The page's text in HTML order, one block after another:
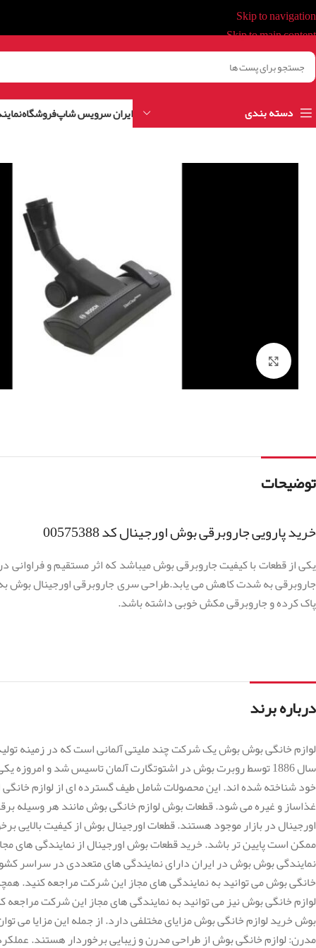
Skip to navigation
Skip to main content
دسته بندی ایران سرویس شاپفروشگاه
توضیحات
خرید پارویی جاروبرقی بوش اورجینال کد 00575388
یکی از قطعات با کیفیت جاروبرقی بوش میباشد که اثر مستقیم و
جاروبرقی به شدت کاهش می یابد.طراحی سری جاروبرقی اورجینال بوش به
پاک کرده و جاروبرقی مکش خوبی داشته باشد.
درباره برند
لوازم خانگی بوش بوش یک شرکت چند ملیتی آلمانی است که در زمینه
سال 1886 توسط روبرت بوش در اشتوتگارت آلمان تاسیس شد و
خود شناخته شده اند. این محصولات شامل طیف گسترده ای از لوازم خانگی
غذاساز و غیره می شود. قطعات بوش لوازم خانگی بوش مانند هر
اورجینال در بازار موجود هستند. قطعات اورجینال بوش از کیفیت بالایی
ممکن است پایین تر باشد. خرید قطعات بوش اورجینال از نمایندگی
نمایندگی بوش بوش در ایران دارای نمایندگی های متعددی در سراسر
خانگی بوش می توانید به نمایندگی های مجاز این شرکت مراجعه کنید.
لوازم خانگی بوش نیز می توانید به نمایندگی های مجاز این شرکت
بوش خرید لوازم خانگی بوش مزایای مختلفی دارد. از جمله این مزایا می
مدرن: لوازم خانگی بوش از طراحی مدرن و زیبایی برخوردار هستند.